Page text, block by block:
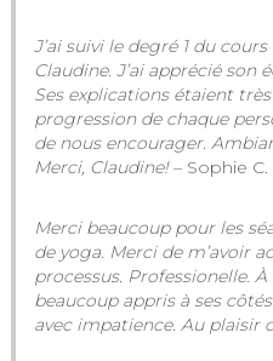
J’ai suivi le degré 1 du
Claudine. J’ai apprécié
Ses explications étaient
progression de chaque
de nous encourager.
Merci, Claudine!– Sophie C.
Merci beaucoup pour les
de yoga. Merci de m’avoir
processus. Professionelle. À
beaucoup appris à ses
avec impatience. Au plaisir